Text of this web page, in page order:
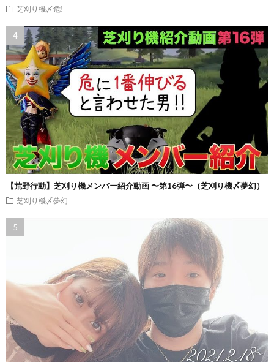
芝刈り機〆危!
【荒野行動】芝刈り機メンバー紹介動画 〜第16弾〜（芝刈り機〆夢幻）
芝刈り機〆夢幻